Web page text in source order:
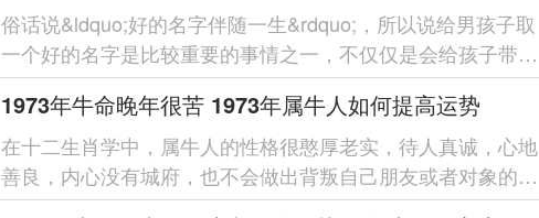
俗话说&ldquo;好的名字伴随一生&rdquo;，所以说给男孩子取
一个好的名字是比较重要的事情之一，不仅仅是会给孩子带来
很多的便利性，也是可以给男孩...
1973年牛命晚年很苦 1973年属牛人如何提高运势
在十二生肖学中，属牛人的性格很憨厚老实，待人真诚，心地
善良，内心没有城府，也不会做出背叛自己朋友或者对象的事
情，自然人缘不错。但是不同的年份出...